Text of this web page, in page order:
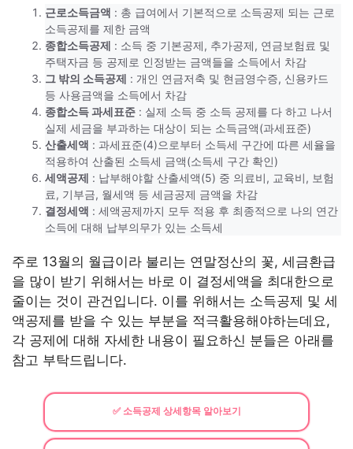
근로소득금액 : 총 급여에서 기본적으로 소득공제 되는 근로
소득공제를 제한 금액
종합소득공제 : 소득 중 기본공제, 추가공제, 연금보험료 및
주택자금 등 공제로 인정받는 금액들을 소득에서 차감
그 밖의 소득공제 : 개인 연금저축 및 현금영수증, 신용카드
등 사용금액을 소득에서 차감
종합소득 과세표준 : 실제 소득 중 소득 공제를 다 하고 나서
실제 세금을 부과하는 대상이 되는 소득금액(과세표준)
산출세액 : 과세표준(4)으로부터 소득세 구간에 따른 세율을
적용하여 산출된 소득세 금액(소득세 구간 확인)
세액공제 : 납부해야할 산출세액(5) 중 의료비, 교육비, 보험
료, 기부금, 월세액 등 세금공제 금액을 차감
결정세액 : 세액공제까지 모두 적용 후 최종적으로 나의 연간
소득에 대해 납부의무가 있는 소득세
주로 13월의 월급이라 불리는 연말정산의 꽃, 세금환급
을 많이 받기 위해서는 바로 이 결정세액을 최대한으로
줄이는 것이 관건입니다. 이를 위해서는 소득공제 및 세
액공제를 받을 수 있는 부분을 적극활용해야하는데요,
각 공제에 대해 자세한 내용이 필요하신 분들은 아래를
참고 부탁드립니다.
✅ 소득공제 상세항목 알아보기